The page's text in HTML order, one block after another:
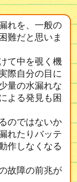
れを、一般の
難だと思いま
て中を覗く機
際自分の目に
量の水漏れな
よる発見も困
のではないか
れたりバッテ
作しなくなる
故障の前兆が